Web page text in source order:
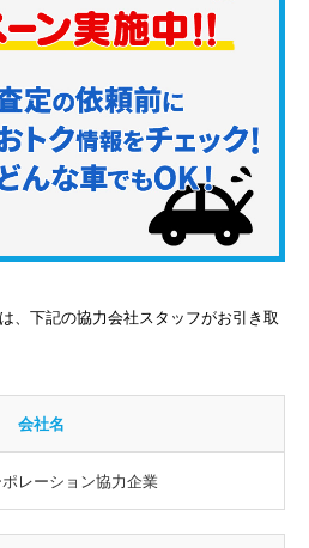
、下記の協力会社スタッフがお引き取
会社名
レーション協力企業